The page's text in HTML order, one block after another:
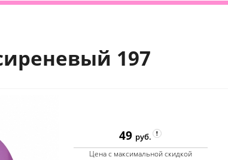
197
49 руб.
Цена с максимальной скидкой